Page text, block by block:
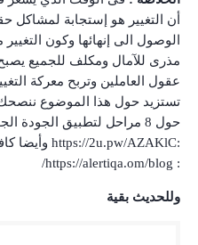
أن التغيير هو إستجابة لمشاكل
الوصول الى إنهائها وكون
مذرى للآمال ومكلف للجميع يصبح
عقول العاملين وتربح معركة
تستزيد حول هذا الموضوع ننصحك
حول 8 مراحل لتطبيق الجودة
:
https://2u.pw/AZAKlC وأيضا
:
https://alertiqa.om/blog/
وللحديث بقية